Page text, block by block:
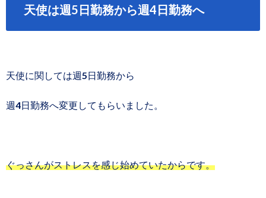
天使は週5日勤務から週4日勤務へ
天使に関しては週5日勤務から
週4日勤務へ変更してもらいました。
ぐっさんがストレスを感じ始めていたからです。